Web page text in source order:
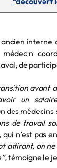
de
avant
un
des médecins
de travail
n’est pas
attirant, on
témoigne le